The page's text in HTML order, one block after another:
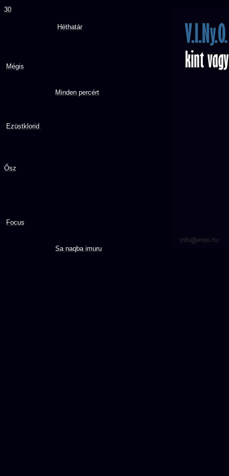
30
Héthatár
Mégis
Minden percért
Ezüstklorid
Ősz
Focus
Sa naqba imuru